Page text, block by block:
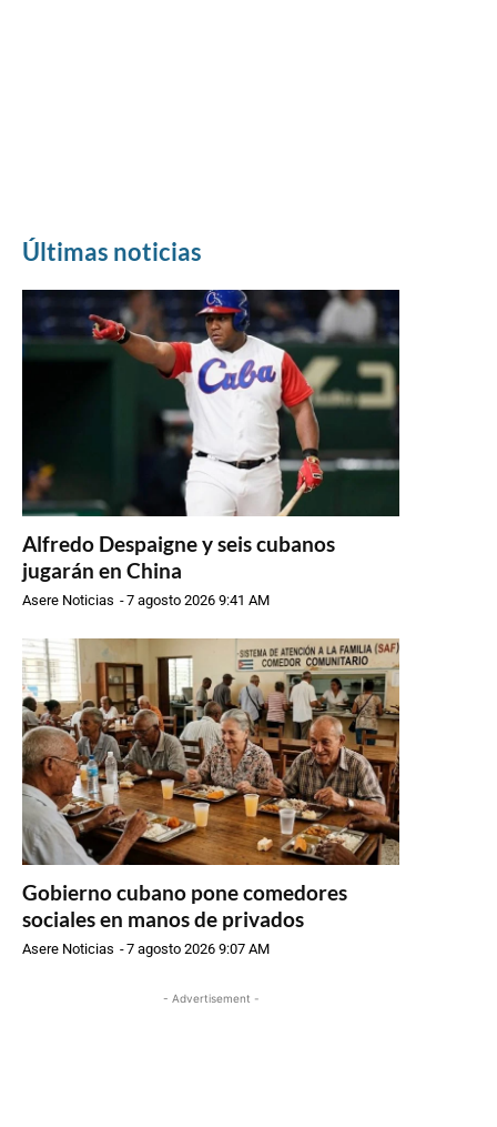
Últimas noticias
Alfredo Despaigne y seis cubanos
jugarán en China
Asere Noticias -7 agosto 2026 9:41 AM
Gobierno cubano pone comedores
sociales en manos de privados
Asere Noticias -7 agosto 2026 9:07 AM
- Advertisement -